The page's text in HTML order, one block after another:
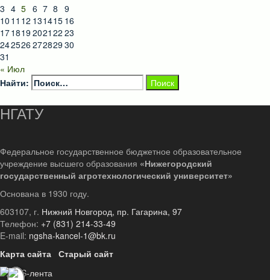
3 4 5 6 7 8 9
10 11 12 131415 16
171819 2021 22 23
242526 272829 30
31
« Июл
Найти:
НГАТУ
Федеральное государственное бюджетное образовательное
учреждение высшего образования «Нижегородский
государственный агротехнологический университет»
Основана в 1930 году.
603107, г. Нижний Новгород, пр. Гагарина, 97
Телефон: +7 (831) 214-33-49
E-mail: ngsha-kancel-1@bk.ru
Карта сайта Старый сайт